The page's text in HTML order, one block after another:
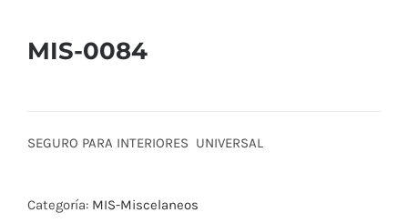
MIS-0084
SEGURO PARA INTERIORES UNIVERSAL
Categoría: MIS-Miscelaneos